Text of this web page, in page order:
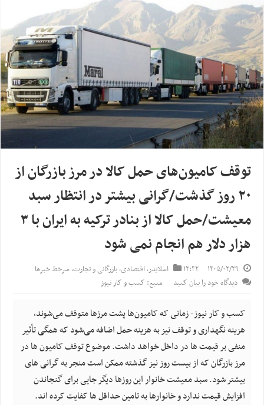
توقف کامیون‌های حمل کالا در مرز بازرگان از
۲۰ روز گذشت/گرانی بیشتر در انتظار سبد
معیشت/حمل کالا از بنادر ترکیه به ایران با ۳
هزار دلار هم انجام نمی شود
۱۴۰۵/۰۲/۲۹ ۱۲:۴۲ اسلایدر,اقتصادی,بازرگانی و تجارت,سرخط خبرها
دیدگاه خود را بیان کنید
منبع: کسب و کار نیوز
کسب و کار نیوز- زمانی که کامیون‌ها پشت مرزها متوقف می‌شوند،
هزینه نگهداری و توقف نیز به هزینه حمل اضافه می‌شود که همگی تأثیر
منفی بر قیمت ها در داخل خواهد داشت. موضوع توقف کامیون ها در
مرز بازرگان که از بیست روز نیز گذشته ممکن است منجر به گرانی های
بیشتر شود. سبد معیشت خانوار این روزها دیگر جایی برای گنجاندن
افزایش قیمت ندارد و خانوارها به تامین حداقل ها کفایت کرده اند.